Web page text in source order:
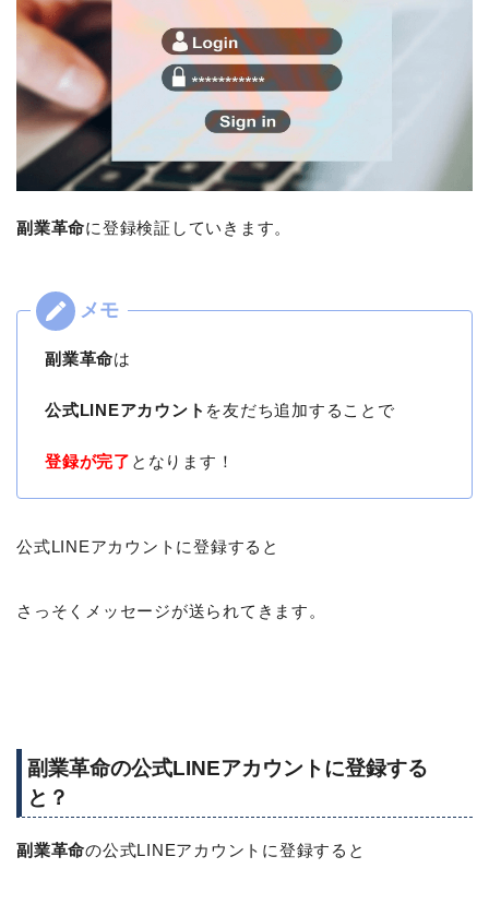
副業革命に登録検証していきます。
副業革命は
公式LINEアカウント を友だち追加することで
登録が完了 となります！
公式LINEアカウントに登録すると
さっそくメッセージが送られてきます。
副業革命の公式LINEアカウントに登録する
と？
副業革命の公式LINEアカウントに登録すると